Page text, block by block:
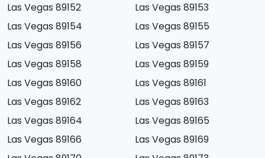
Las Vegas 89152
Las Vegas 89153
Las Vegas 89154
Las Vegas 89155
Las Vegas 89156
Las Vegas 89157
Las Vegas 89158
Las Vegas 89159
Las Vegas 89160
Las Vegas 89161
Las Vegas 89162
Las Vegas 89163
Las Vegas 89164
Las Vegas 89165
Las Vegas 89166
Las Vegas 89169